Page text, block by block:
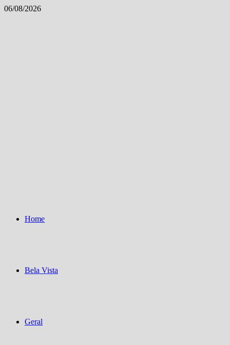
Skip
06/08/2026
Home
Bela Vista
Geral